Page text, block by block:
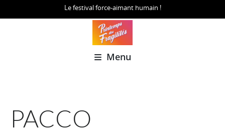
Le festival force-aimant humain !
Menu
PACCO